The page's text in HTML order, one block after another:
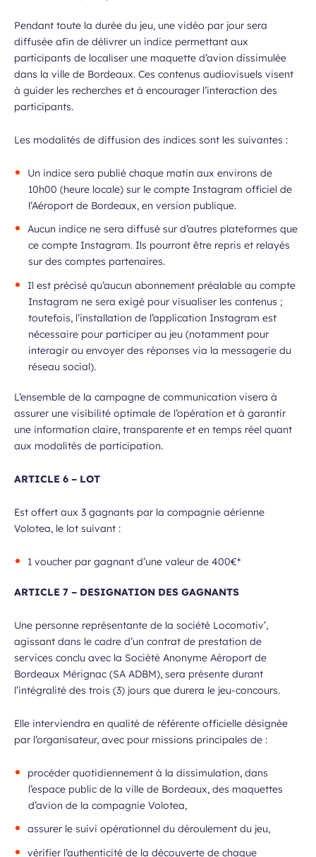
Pendant toute la durée du jeu, une vidéo par jour sera
diffusée afin de délivrer un indice permettant aux
participants de localiser une maquette d’avion dissimulée
dans la ville de Bordeaux. Ces contenus audiovisuels visent
à guider les recherches et à encourager l’interaction des
participants.
Les modalités de diffusion des indices sont les suivantes :
Un indice sera publié chaque matin aux environs de
10h00 (heure locale) sur le compte Instagram officiel de
l’Aéroport de Bordeaux, en version publique.
Aucun indice ne sera diffusé sur d’autres plateformes que
ce compte Instagram. Ils pourront être repris et relayés
sur des comptes partenaires.
Il est précisé qu’aucun abonnement préalable au compte
Instagram ne sera exigé pour visualiser les contenus ;
toutefois, l’installation de l’application Instagram est
nécessaire pour participer au jeu (notamment pour
interagir ou envoyer des réponses via la messagerie du
réseau social).
L’ensemble de la campagne de communication visera à
assurer une visibilité optimale de l’opération et à garantir
une information claire, transparente et en temps réel quant
aux modalités de participation.
ARTICLE 6 – LOT
Est offert aux 3 gagnants par la compagnie aérienne
Volotea, le lot suivant :
1 voucher par gagnant d’une valeur de 400€*
ARTICLE 7 – DESIGNATION DES GAGNANTS
Une personne représentante de la société Locomotiv’,
agissant dans le cadre d’un contrat de prestation de
services conclu avec la Société Anonyme Aéroport de
Bordeaux Mérignac (SA ADBM), sera présente durant
l’intégralité des trois (3) jours que durera le jeu-concours.
Elle interviendra en qualité de référente officielle désignée
par l’organisateur, avec pour missions principales de :
procéder quotidiennement à la dissimulation, dans
l’espace public de la ville de Bordeaux, des maquettes
d’avion de la compagnie Volotea,
assurer le suivi opérationnel du déroulement du jeu,
vérifier l’authenticité de la découverte de chaque